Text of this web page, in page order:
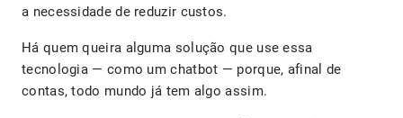
a necessidade de reduzir custos.
Há quem queira alguma solução que use essa
tecnologia — como um chatbot — porque, afinal de
contas, todo mundo já tem algo assim.